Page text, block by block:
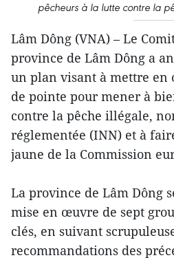
pêcheurs à la lutte contre la
Lâm Dông (VNA) – Le
province de Lâm Dông a
un plan visant à mettre
de pointe pour mener à
contre la pêche illégale,
réglementée (INN) et à
jaune de la Commission
La province de Lâm Dông
mise en œuvre de sept
clés, en suivant
recommandations des